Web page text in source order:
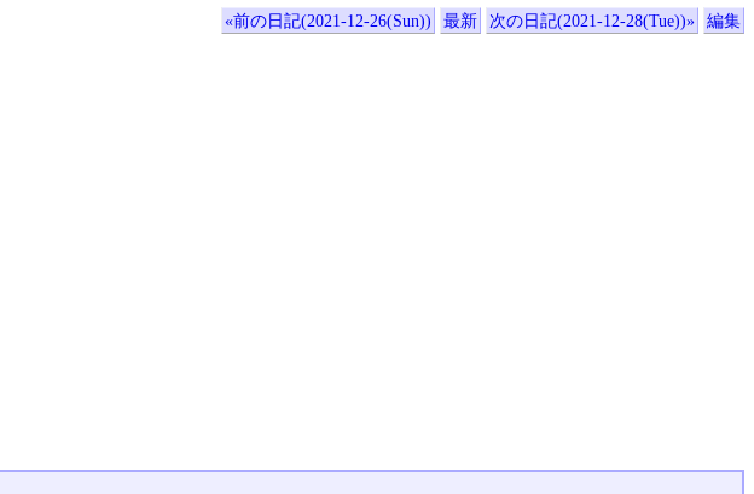
«前の日記(2021-12-26(Sun)) 最新 次の日記(2021-12-28(Tue))» 編集